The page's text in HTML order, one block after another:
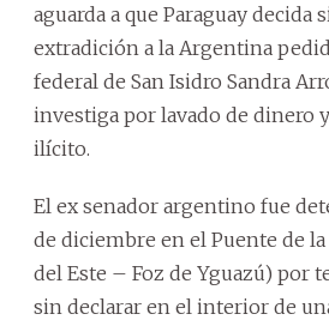
aguarda a que Paraguay decida
extradición a la Argentina
federal de San Isidro Sandra
investiga por lavado de dinero
ilícito.
El ex senador argentino fue
de diciembre en el Puente de
del Este – Foz de Yguazú) por
sin declarar en el interior de